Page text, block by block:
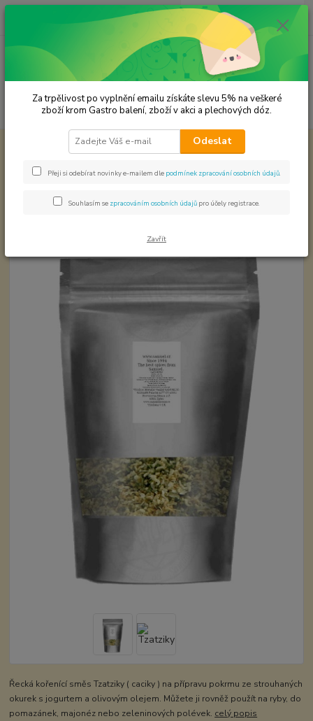
Menu
Hledat
ks
za 0,00 Kč
Koření od Samuela podle způsobu použití Tzatziky
Tzatziky
Řecká kořenící směs Tzatziky ( caciky ) na přípravu pokrmu ze strouhaných
okurek s jogurtem a olivovým olejem. Můžete ji rovněž použít na ryby, do
pomazánek, majonéz nebo zeleninových polévek. celý popis
Za trpělivost po vyplnění emailu získáte slevu 5% na veškeré
zboží krom Gastro balení, zboží v akci a plechových dóz.
Odeslat
Přeji si odebírat novinky e-mailem dle podmínek zpracování osobních údajů
Souhlasím se zpracováním osobních údajů pro účely registrace.
Zavřít